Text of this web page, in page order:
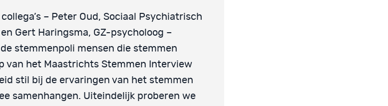
– Peter Oud, Sociaal Psychiatrisch
Gert Haringsma, GZ-psycholoog –
stemmenpoli mensen die stemmen
van het Maastrichts Stemmen Interview
stil bij de ervaringen van het stemmen
samenhangen. Uiteindelijk proberen we